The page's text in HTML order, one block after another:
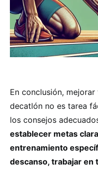
En conclusión,
decatlón no es tarea
los consejos
establecer metas
entrenamiento
descanso, trabajar en